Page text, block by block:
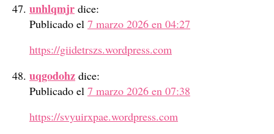
unhlqmjr dice:
Publicado el 7 marzo 2026 en 04:27
https://giidetrszs.wordpress.com
uqgodohz dice:
Publicado el 7 marzo 2026 en 07:38
https://svyuirxpae.wordpress.com